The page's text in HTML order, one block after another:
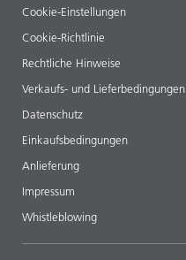
Zertifikate
ebooks
Regulatory Affairs
Additive Guide App
Videos
Downloads
Cookie-Einstellungen
Cookie-Richtlinie
Rechtliche Hinweise
Verkaufs- und Lieferbedingungen
Datenschutz
Einkaufsbedingungen
Anlieferung
Impressum
Whistleblowing